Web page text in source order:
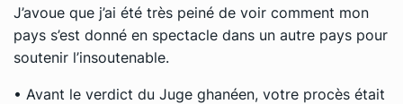
J’avoue que j’ai été très peiné de voir comment mon
pays s’est donné en spectacle dans un autre pays pour
soutenir l’insoutenable.
• Avant le verdict du Juge ghanéen, votre procès était